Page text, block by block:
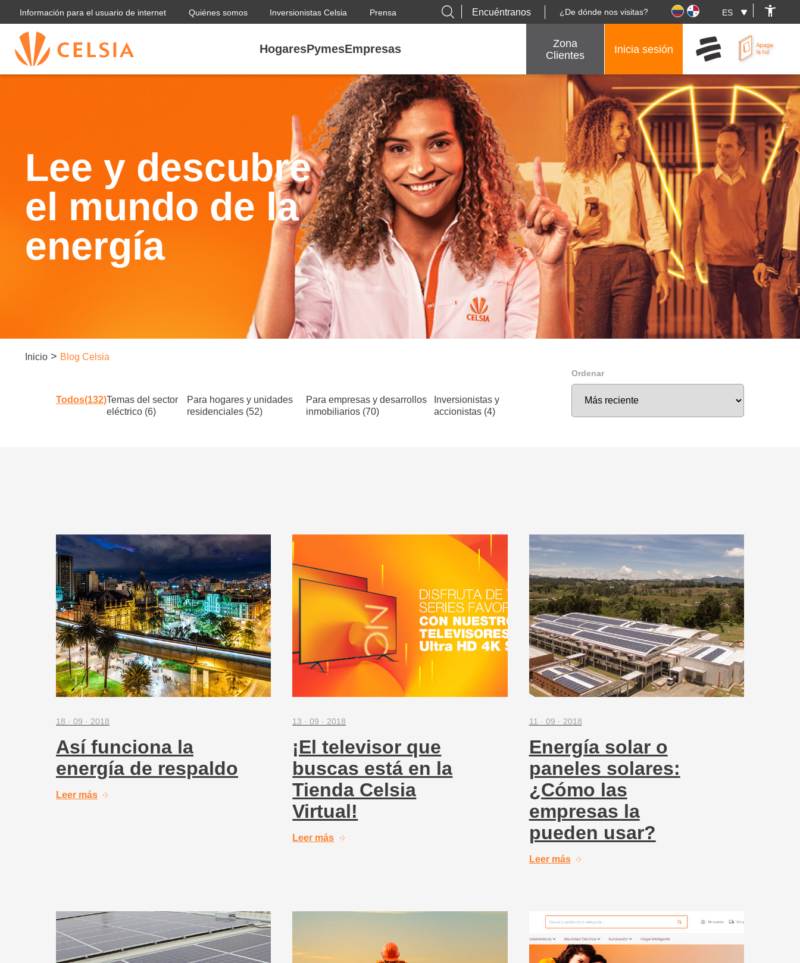
Información para el usuario de internet Quiénes somos Inversionistas Celsia Prensa Encuéntranos ¿De dónde nos visitas?
HogaresPymesEmpresas
Zona
Clientes
Inicia sesión
Lee y descubre
el mundo de la
energía
Inicio > Blog Celsia
Todos(132)Temas del sector
eléctrico (6)
Para hogares y unidades
residenciales (52)
Para empresas y desarrollos
inmobiliarios (70)
Inversionistas y
accionistas (4)
Ordenar
18 · 09 · 2018
Así funciona la
energía de respaldo
Leer más
13 · 09 · 2018
¡El televisor que
buscas está en la
Tienda Celsia
Virtual!
Leer más
11 · 09 · 2018
Energía solar o
paneles solares:
¿Cómo las
empresas la
pueden usar?
Leer más